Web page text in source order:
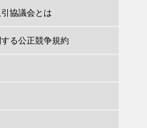
協議会とは
る公正競争規約